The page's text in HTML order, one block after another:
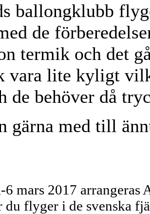
ballongklubb
de
termik och det
vara lite kyligt
de behöver då
gärna med till
mars 2017 arrangeras
du flyger i de svenska